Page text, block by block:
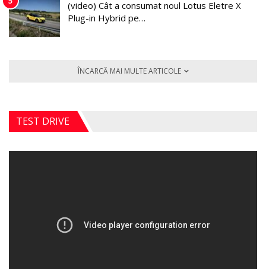
(video) Cât a consumat noul Lotus Eletre X
Plug-in Hybrid pe…
ÎNCARCĂ MAI MULTE ARTICOLE
TEST DRIVE